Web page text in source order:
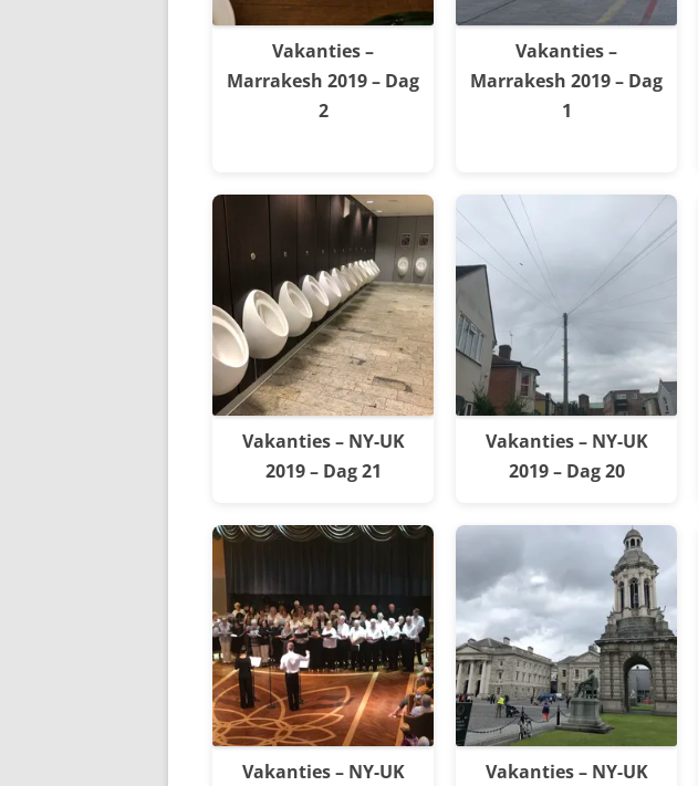
Vakanties –
Marrakesh 2019 – Dag
2
Vakanties –
Marrakesh 2019 – Dag
1
Vakanties – NY-UK
2019 – Dag 21
Vakanties – NY-UK
2019 – Dag 20
Vakanties – NY-UK
Vakanties – NY-UK